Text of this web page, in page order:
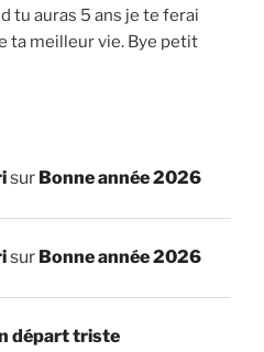
tu auras 5 ans je te ferai
ta meilleur vie. Bye petit
sur Bonne année 2026
sur Bonne année 2026
départ triste